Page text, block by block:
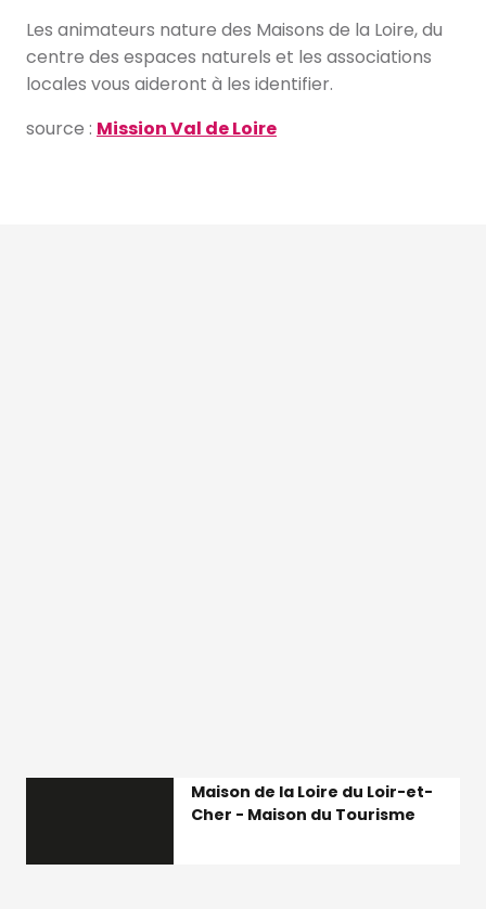
Les animateurs nature des Maisons de la Loire, du
centre des espaces naturels et les associations
locales vous aideront à les identifier.
source : Mission Val de Loire
Maison de la Loire du Loir-et-
Cher - Maison du Tourisme